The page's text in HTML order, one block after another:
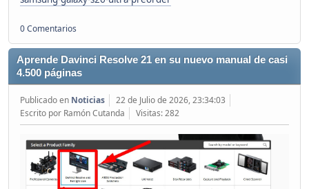
0 Comentarios
Aprende Davinci Resolve 21 en su nuevo manual de casi
4.500 páginas
Publicado en Noticias
22 de Julio de 2026, 23:34:03
Escrito por Ramón Cutanda
Visitas: 282